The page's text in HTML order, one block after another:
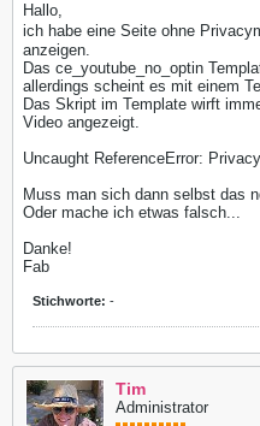
Hallo,
ich habe eine Seite ohne
anzeigen.
Das ce_youtube_no_optin
allerdings scheint es mit einem
Das Skript im Template wirft
Video angezeigt.
Uncaught ReferenceError:
Muss man sich dann selbst das
Oder mache ich etwas falsch...
Danke!
Fab
Stichworte: -
Tim
Administrator